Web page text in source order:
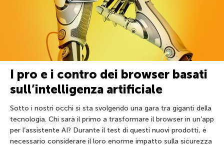
I pro e i contro dei browser basati
sull’intelligenza artificiale
Sotto i nostri occhi si sta svolgendo una gara tra giganti della
tecnologia. Chi sarà il primo a trasformare il browser in un’app
per l’assistente AI? Durante il test di questi nuovi prodotti, è
necessario considerare il loro enorme impatto sulla sicurezza